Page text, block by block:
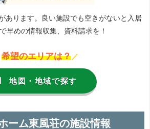
あります。良い施設でも空きがないと入居
早めの情報収集、資料請求を！
希望のエリアは？ ／
地図・地域で探す
ーム東風荘の施設情報